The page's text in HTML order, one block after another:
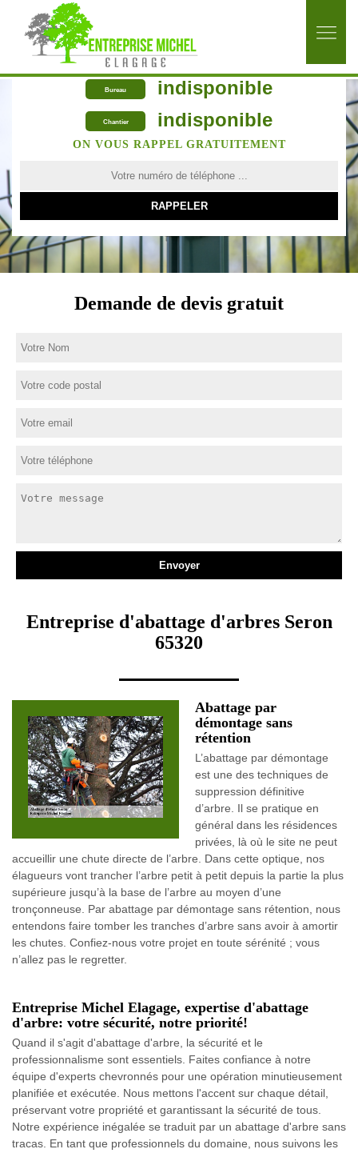
Bureau indisponible
Chantier indisponible
ON VOUS RAPPEL GRATUITEMENT
Demande de devis gratuit
Entreprise d'abattage d'arbres Seron
65320
Abattage par
démontage sans
rétention
L’abattage par démontage
est une des techniques de
suppression définitive
d’arbre. Il se pratique en
général dans les résidences
privées, là où le site ne peut
accueillir une chute directe de l’arbre. Dans cette optique, nos
élagueurs vont trancher l’arbre petit à petit depuis la partie la plus
supérieure jusqu’à la base de l’arbre au moyen d’une
tronçonneuse. Par abattage par démontage sans rétention, nous
entendons faire tomber les tranches d’arbre sans avoir à amortir
les chutes. Confiez-nous votre projet en toute sérénité ; vous
n’allez pas le regretter.
Entreprise Michel Elagage, expertise d'abattage
d'arbre: votre sécurité, notre priorité!
Quand il s'agit d'abattage d'arbre, la sécurité et le
professionnalisme sont essentiels. Faites confiance à notre
équipe d'experts chevronnés pour une opération minutieusement
planifiée et exécutée. Nous mettons l'accent sur chaque détail,
préservant votre propriété et garantissant la sécurité de tous.
Notre expérience inégalée se traduit par un abattage d'arbre sans
tracas. En tant que professionnels du domaine, nous suivons les